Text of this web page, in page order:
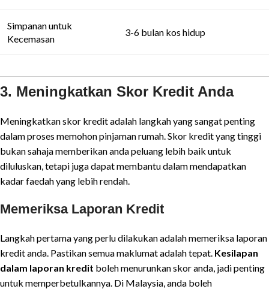
Simpanan untuk
Kecemasan
3-6 bulan kos hidup
3. Meningkatkan Skor Kredit Anda
Meningkatkan skor kredit adalah langkah yang sangat penting
dalam proses memohon pinjaman rumah. Skor kredit yang tinggi
bukan sahaja memberikan anda peluang lebih baik untuk
diluluskan, tetapi juga dapat membantu dalam mendapatkan
kadar faedah yang lebih rendah.
Memeriksa Laporan Kredit
Langkah pertama yang perlu dilakukan adalah memeriksa laporan
kredit anda. Pastikan semua maklumat adalah tepat. Kesilapan
dalam laporan kredit boleh menurunkan skor anda, jadi penting
untuk memperbetulkannya. Di Malaysia, anda boleh